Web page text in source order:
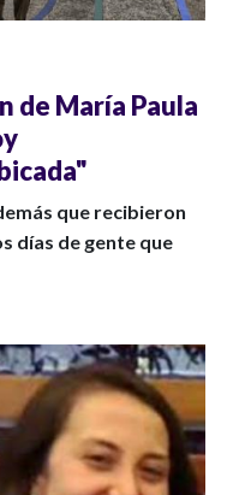
de María Paula
que recibieron
días de gente que